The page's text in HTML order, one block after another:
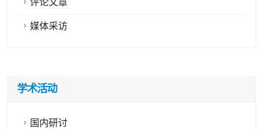
评论文章
媒体采访
学术活动
国内研讨